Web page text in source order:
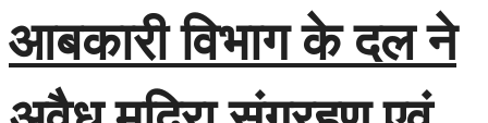
आबकारी विभाग के दल ने